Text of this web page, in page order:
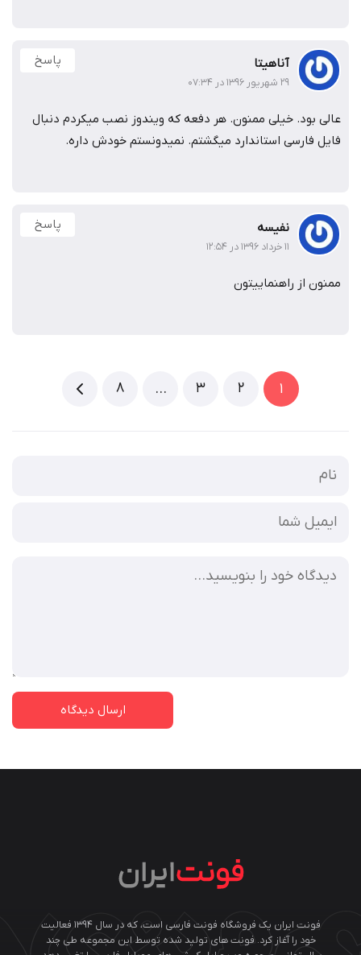
آناهیتا
۲۹ شهریور ۱۳۹۶ در ۰۷:۳۴
پاسخ
عالی بود. خیلی ممنون. هر دفعه که ویندوز نصب میکردم دنبال
فایل فارسی استاندارد میگشتم. نمیدونستم خودش داره.
نفیسه
۱۱ خرداد ۱۳۹۶ در ۱۲:۵۴
پاسخ
ممنون از راهنماییتون
1
2
3
…
8
فونت ایران یک فروشگاه فونت فارسی است، که در سال ۱۳۹۴ فعالیت
خود را آغاز کرد. فونت های تولید شده توسط این مجموعه طی چند